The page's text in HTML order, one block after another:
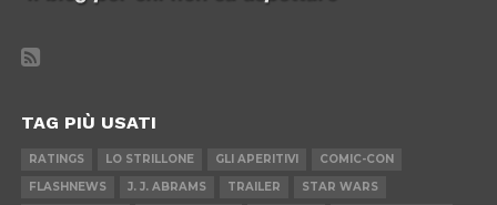
TAG PIÙ USATI
RATINGS LO STRILLONE GLI APERITIVI
COMIC-CON
FLASHNEWS
J. J. ABRAMS TRAILER
STAR WARS